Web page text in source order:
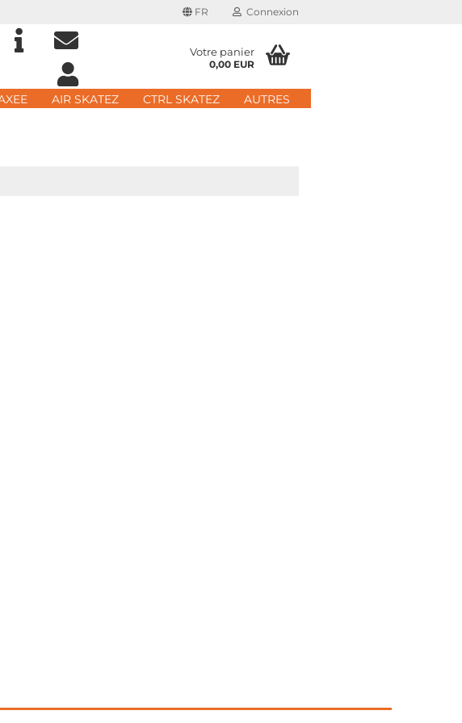
FR
Choisir la langue
Connexion
eMail
Votre panier
0,00 EUR
AIR SKATEZ CTRL SKATEZ AUTRES